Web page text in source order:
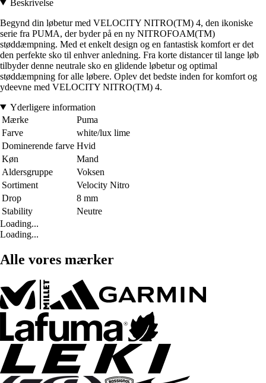
Beskrivelse
Begynd din løbetur med VELOCITY NITRO(TM) 4, den ikoniske
serie fra PUMA, der byder på en ny NITROFOAM(TM)
støddæmpning. Med et enkelt design og en fantastisk komfort er det
den perfekte sko til enhver anledning. Fra korte distancer til lange løb
tilbyder denne neutrale sko en glidende løbetur og optimal
støddæmpning for alle løbere. Oplev det bedste inden for komfort og
ydeevne med VELOCITY NITRO(TM) 4.
Yderligere information
Mærke
Puma
Farve
white/lux lime
Dominerende farve Hvid
Køn
Mand
Aldersgruppe
Voksen
Sortiment
Velocity Nitro
Drop
8 mm
Stability
Neutre
Loading...
Loading...
Alle vores mærker